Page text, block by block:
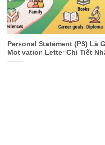
Personal Statement (PS) Là
Motivation Letter Chi Tiết